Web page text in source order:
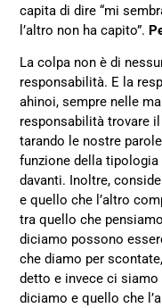
capita di dire “mi
l’altro non ha capito”.
La colpa non è di
responsabilità. E la
ahinoi, sempre nelle
responsabilità trovare
tarando le nostre
funzione della
davanti. Inoltre,
e quello che l’altro
tra quello che
diciamo possono
che diamo per
detto e invece ci
diciamo e quello che